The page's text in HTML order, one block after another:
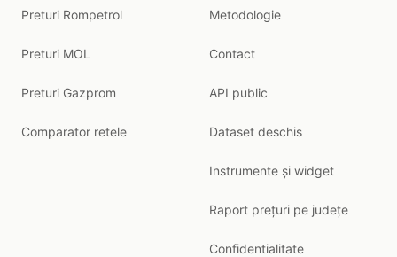
Preturi Rompetrol
Preturi MOL
Preturi Gazprom
Comparator retele
Metodologie
Contact
API public
Dataset deschis
Instrumente și widget
Raport prețuri pe județe
Confidentialitate